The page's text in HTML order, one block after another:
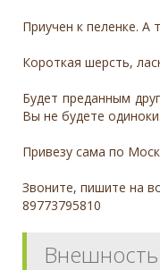
Приучен к пеленке. А
Короткая шерсть,
Будет преданным
Вы не будете одиноки.
Привезу сама по
Звоните, пишите на
89773795810